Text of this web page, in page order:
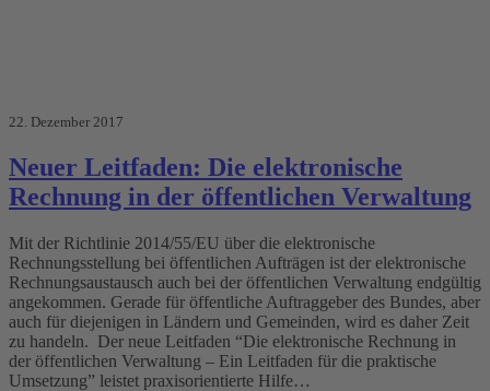
22. Dezember 2017
Neuer Leitfaden: Die elektronische
Rechnung in der öffentlichen Verwaltung
Mit der Richtlinie 2014/55/EU über die elektronische
Rechnungsstellung bei öffentlichen Aufträgen ist der elektronische
Rechnungsaustausch auch bei der öffentlichen Verwaltung endgültig
angekommen. Gerade für öffentliche Auftraggeber des Bundes, aber
auch für diejenigen in Ländern und Gemeinden, wird es daher Zeit
zu handeln. Der neue Leitfaden “Die elektronische Rechnung in
der öffentlichen Verwaltung – Ein Leitfaden für die praktische
Umsetzung” leistet praxisorientierte Hilfe…